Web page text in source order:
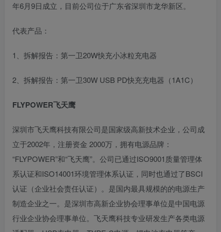
年6月9日成立，目前公司位于广东省深圳市龙华新区。
代表产品：
1、拆解报告：第一卫20W快充小冰粒充电器
2、拆解报告：第一卫30W USB PD快充充电器（1A1C）
FLYPOWER飞天鹰
深圳市飞天鹰科技有限公司是国家级高新技术企业，公司成
立于2002年，注册资金 2000万，拥有电源品牌：
“FLYPOWER”和“飞天鹰”。公司已通过ISO9001质量管理体
系认证和ISO14001环境管理体系认证，同时也通过了BSCI
认证（企业社会责任认证）。是国内最具规模的的电源生产
制造企业之一。是深圳市高新企业协会理事单位是中国电源
行业企业协会理事单位。飞天鹰科技专业研发生产各类电源